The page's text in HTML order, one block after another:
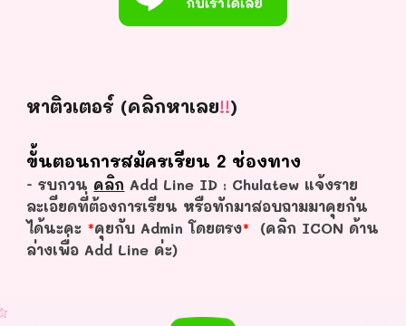
หาติวเตอร์ (คลิกหาเลย!!)
ขั้นตอนการสมัครเรียน 2 ช่องทาง
- รบกวน คลิก Add Line ID : Chulatew แจ้งราย
ละเอียดที่ต้องการเรียน หรือทักมาสอบถามมาคุยกัน
ได้นะคะ *คุยกับ Admin โดยตรง* (คลิก ICON ด้าน
ล่างเพื่อ Add Line ค่ะ)